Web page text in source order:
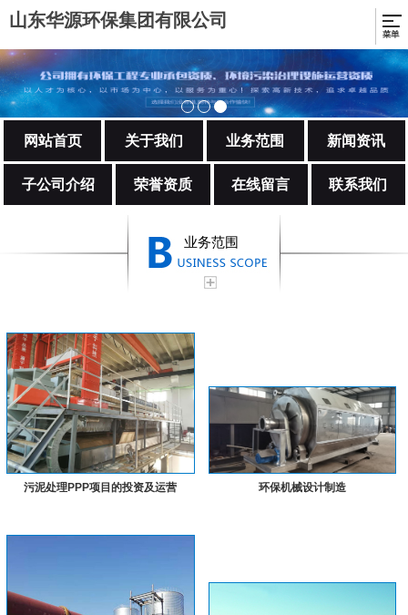
山东华源环保集团有限公司
网站首页 关于我们 业务范围 新闻资讯
子公司介绍 荣誉资质 在线留言 联系我们
业务范围
污泥处理PPP项目的投资及运营 环保机械设计制造